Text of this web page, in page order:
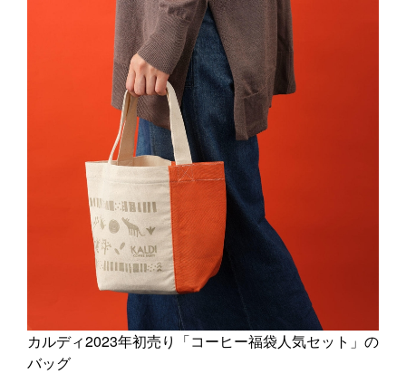
カルディ2023年初売り「コーヒー福袋人気セット」の
バッグ